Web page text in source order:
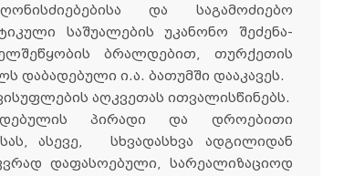
და საგამოძიებო
საშუალების უკანონო შეძენა-
ბრალდებით, თურქეთის
დაბადებული ი.ა. ბათუმში დააკავეს.
აღკვეთას ითვალისწინებს.
პირადი და დროებითი
ასევე, სხვადასხვა ადგილიდან
დაფასოებული, სარეალიზაციოდ